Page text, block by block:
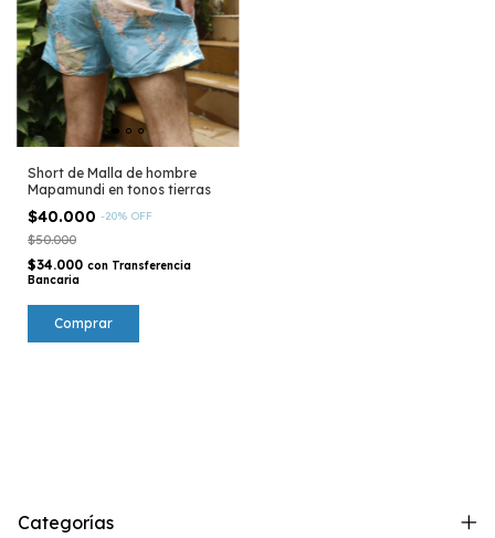
Short de Malla de hombre
Mapamundi en tonos tierras
$40.000 -20% OFF
$50.000
$34.000 con Transferencia
Bancaria
Comprar
Categorías